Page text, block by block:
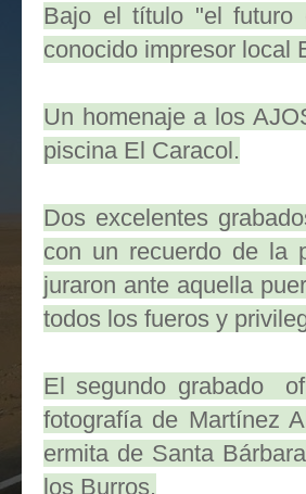
Bajo el título "el futuro
conocido impresor local
Un homenaje a los
piscina El Caracol.
Dos excelentes
con un recuerdo de la
juraron ante aquella
todos los fueros y
El segundo grabado
fotografía de Martínez
ermita de Santa
los Burros.